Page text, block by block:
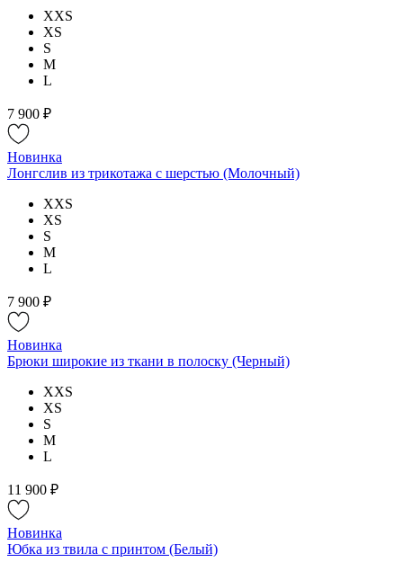
XXS
XS
S
M
L
7 900 ₽
Новинка
Лонгслив из трикотажа с шерстью (Молочный)
XXS
XS
S
M
L
7 900 ₽
Новинка
Брюки широкие из ткани в полоску (Черный)
XXS
XS
S
M
L
11 900 ₽
Новинка
Юбка из твила с принтом (Белый)